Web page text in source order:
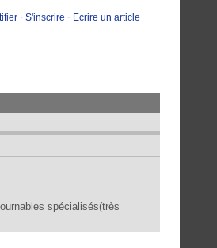
- S'inscrire - Ecrire un article
spécialisés(très